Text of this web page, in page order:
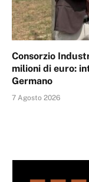
Consorzio
milioni di euro:
Germano
7 Agosto 2026